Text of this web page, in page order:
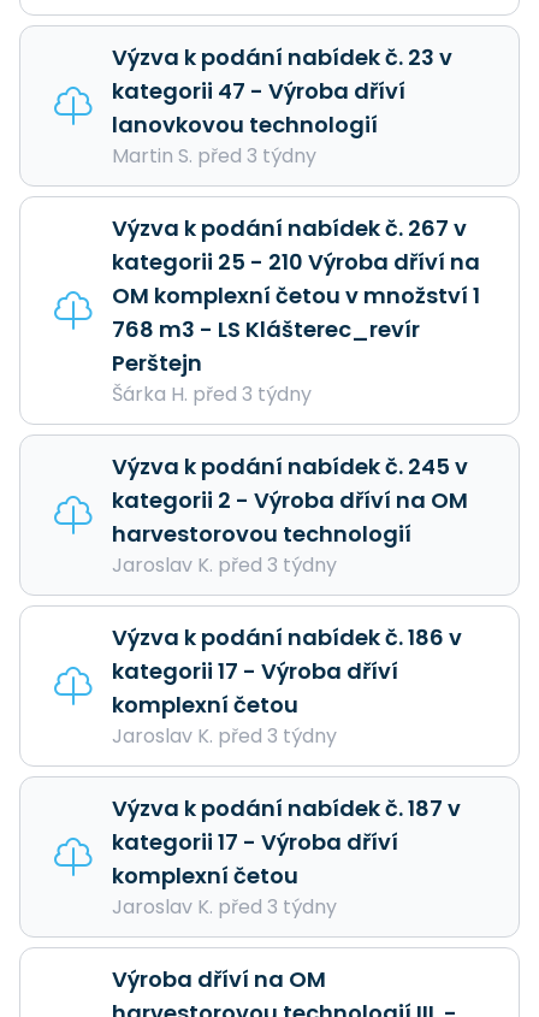
Výzva k podání nabídek č. 23 v
kategorii 47 - Výroba dříví
lanovkovou technologií
Martin S. před 3 týdny
Výzva k podání nabídek č. 267 v
kategorii 25 - 210 Výroba dříví na
OM komplexní četou v množství 1
768 m3 - LS Klášterec_revír
Perštejn
Šárka H. před 3 týdny
Výzva k podání nabídek č. 245 v
kategorii 2 - Výroba dříví na OM
harvestorovou technologií
Jaroslav K. před 3 týdny
Výzva k podání nabídek č. 186 v
kategorii 17 - Výroba dříví
komplexní četou
Jaroslav K. před 3 týdny
Výzva k podání nabídek č. 187 v
kategorii 17 - Výroba dříví
komplexní četou
Jaroslav K. před 3 týdny
Výroba dříví na OM